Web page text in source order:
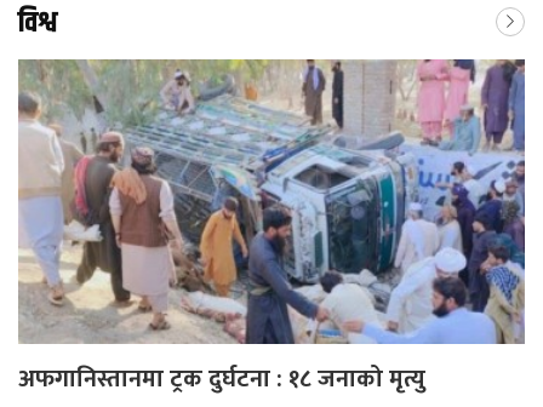
विश्व
अफगानिस्तानमा ट्रक दुर्घटना : १८ जनाको मृत्यु